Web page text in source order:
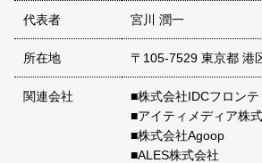
代表者 宮川 潤一
所在地 〒105-7529 東京都 港
関連会社
■株式会社IDCフロンテ
■アイティメディア株
■株式会社Agoop
■ALES株式会社